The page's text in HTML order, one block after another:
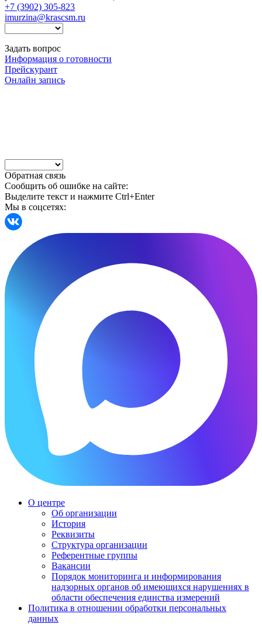
+7 (3902) 305-823
imurzina@krascsm.ru
Задать вопрос
Информация о готовности
Прейскурант
Онлайн запись
Обратная связь
Сообщить об ошибке на сайте:
Выделите текст и нажмите Ctrl+Enter
Мы в соцсетях:
О центре
Об организации
История
Реквизиты
Структура организации
Референтные группы
Вакансии
Порядок мониторинга и информирования
надзорных органов об имеющихся нарушениях в
области обеспечения единства измерений
Политика в отношении обработки персональных
данных